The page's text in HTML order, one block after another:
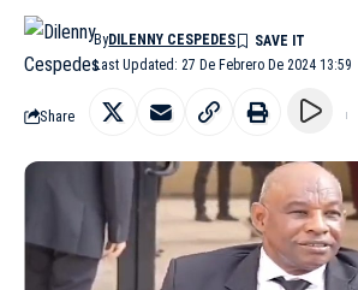
Last Updated: 27 De Febrero De 2024 13:59
ByDILENNY CESPEDES
Share